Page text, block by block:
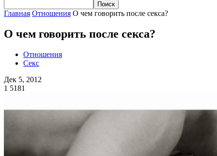
Главная Отношения О чем говорить после секса?
О чем говорить после секса?
Отношения
Секс
Дек 5, 2012
1 5181